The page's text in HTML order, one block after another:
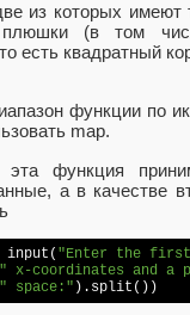
из которых
плюшки (в том
есть квадратный
функции по
map.
эта функция
а в качестве
input( "Enter the
" x-coordinates and a
" space:"